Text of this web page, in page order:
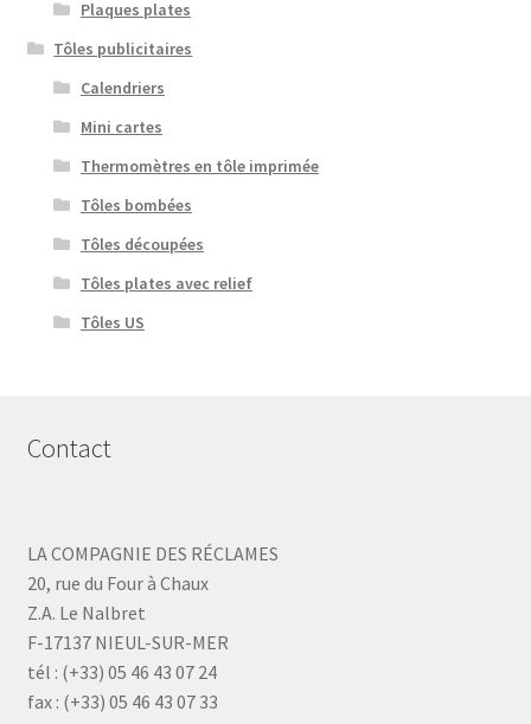
Plaques plates
Tôles publicitaires
Calendriers
Mini cartes
Thermomètres en tôle imprimée
Tôles bombées
Tôles découpées
Tôles plates avec relief
Tôles US
Contact
LA COMPAGNIE DES RÉCLAMES
20, rue du Four à Chaux
Z.A. Le Nalbret
F-17137 NIEUL-SUR-MER
tél : (+33) 05 46 43 07 24
fax : (+33) 05 46 43 07 33